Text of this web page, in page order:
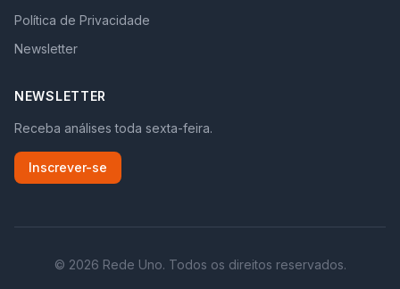
Política de Privacidade
Newsletter
NEWSLETTER
Receba análises toda sexta-feira.
Inscrever-se
© 2026 Rede Uno. Todos os direitos reservados.